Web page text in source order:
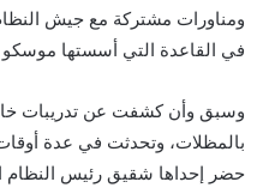
ومناورات مشتركة مع جيش
في القاعدة التي أسستها
وسبق وأن كشفت عن تدريبات
بالمظلات، وتحدثت في عدة
حضر إحداها شقيق رئيس النظام